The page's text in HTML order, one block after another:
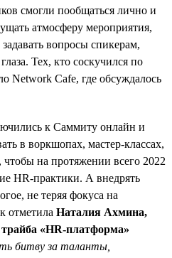
смогли пообщаться лично и
атмосферу мероприятия,
вопросы спикерам,
Тех, кто соскучился по
Network Cafe, где обсуждалось
к Саммиту онлайн и
в воркшопах, мастер-классах,
на протяжении всего 2022
HR-практики. А внедрять
не теряя фокуса на
отметила Наталия Ахмина,
«HR-платформа»
битву за таланты,